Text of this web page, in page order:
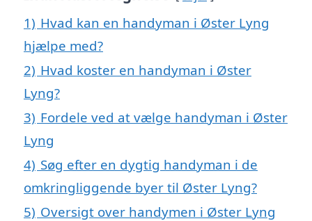
1) Hvad kan en handyman i Øster Lyng
hjælpe med?
2) Hvad koster en handyman i Øster
Lyng?
3) Fordele ved at vælge handyman i Øster
Lyng
4) Søg efter en dygtig handyman i de
omkringliggende byer til Øster Lyng?
5) Oversigt over handymen i Øster Lyng